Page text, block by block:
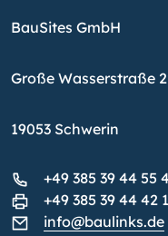
BauSites GmbH
Große Wasserstraße
19053 Schwerin
+49 385 39 44 55
+49 385 39 44 42
info@baulinks.de